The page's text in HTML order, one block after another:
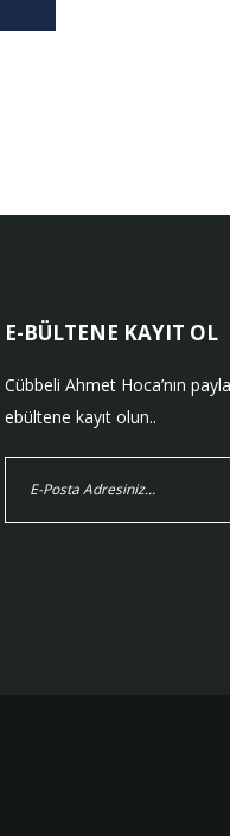
E-BÜLTENE KAYIT OL
Cübbeli Ahmet Hoca’nın
ebültene kayıt olun..